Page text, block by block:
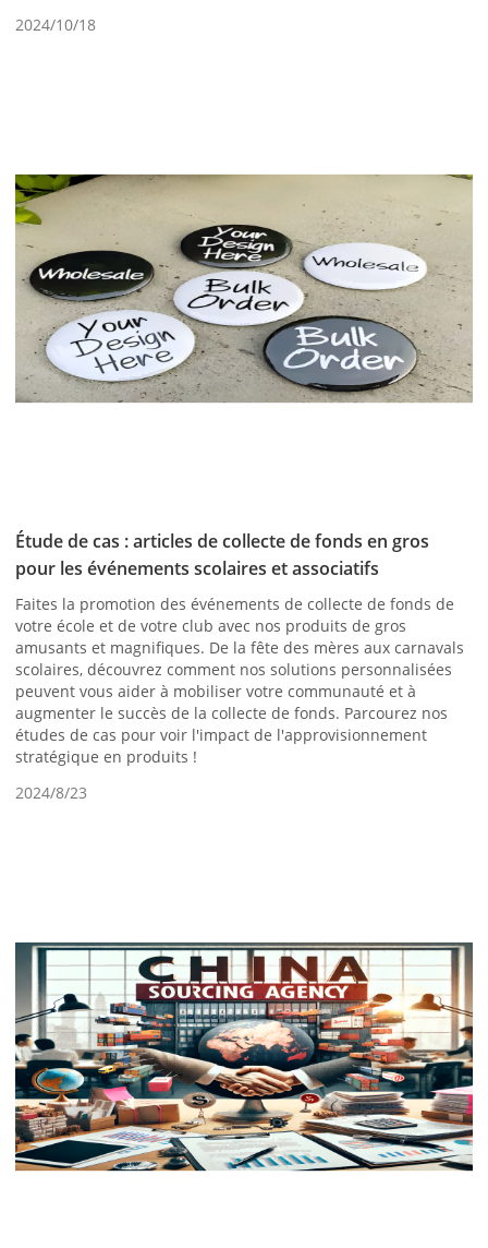
2024/10/18
Étude de cas : articles de collecte de fonds en gros
pour les événements scolaires et associatifs
Faites la promotion des événements de collecte de fonds de
votre école et de votre club avec nos produits de gros
amusants et magnifiques. De la fête des mères aux carnavals
scolaires, découvrez comment nos solutions personnalisées
peuvent vous aider à mobiliser votre communauté et à
augmenter le succès de la collecte de fonds. Parcourez nos
études de cas pour voir l'impact de l'approvisionnement
stratégique en produits !
2024/8/23